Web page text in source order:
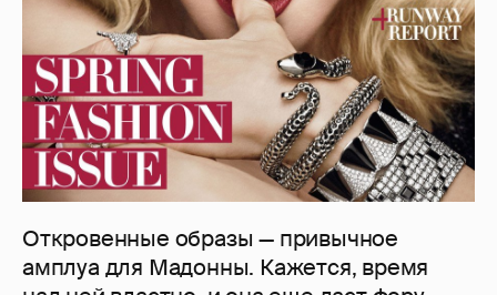
Откровенные образы — привычное
амплуа для Мадонны. Кажется, время